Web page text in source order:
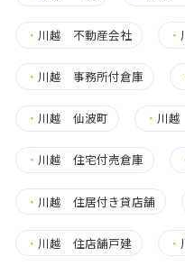
・ 川越 不動産会社 ・
・ 川越 事務所付倉庫
・ 川越 仙波町 ・ 川
・ 川越 住宅付売倉庫
・ 川越 住居付き貸店舗
・ 川越 住店舗戸建 ・